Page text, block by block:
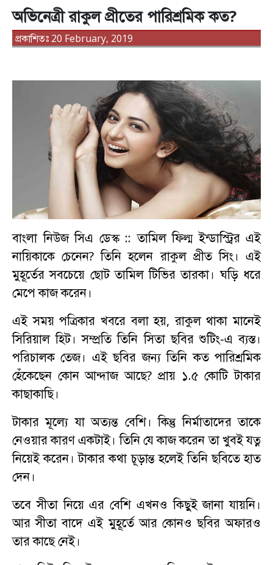
অভিনেত্রী রাকুল প্রীতের পারিশ্রমিক কত?
প্রকাশিতঃ 20 February, 2019
বাংলা নিউজ সিএ ডেস্ক :: তামিল ফিল্ম ইন্ডাস্ট্রির এই
নায়িকাকে চেনেন? তিনি হলেন রাকুল প্রীত সিং। এই
মুহূর্তের সবচেয়ে ছোট তামিল টিভির তারকা। ঘড়ি ধরে
মেপে কাজ করেন।
এই সময় পত্রিকার খবরে বলা হয়, রাকুল থাকা মানেই
সিরিয়াল হিট। সম্প্রতি তিনি সিতা ছবির শুটিং-এ ব্যস্ত।
পরিচালক তেজ। এই ছবির জন্য তিনি কত পারিশ্রমিক
হেঁকেছেন কোন আন্দাজ আছে? প্রায় ১.৫ কোটি টাকার
কাছাকাছি।
টাকার মূল্যে যা অত্যন্ত বেশি। কিন্তু নির্মাতাদের তাকে
নেওয়ার কারণ একটাই। তিনি যে কাজ করেন তা খুবই যত্ন
নিয়েই করেন। টাকার কথা চূড়ান্ত হলেই তিনি ছবিতে হাত
দেন।
তবে সীতা নিয়ে এর বেশি এখনও কিছুই জানা যায়নি।
আর সীতা বাদে এই মুহূর্তে আর কোনও ছবির অফারও
তার কাছে নেই।